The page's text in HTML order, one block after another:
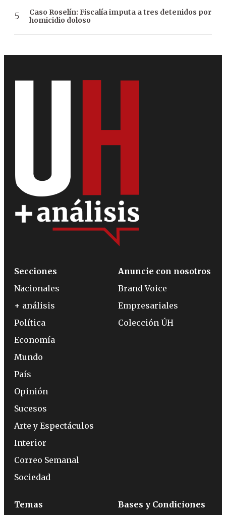
Caso Roselín: Fiscalía imputa a tres detenidos por
homicidio doloso
Secciones
Nacionales
+ análisis
Política
Economía
Mundo
País
Opinión
Sucesos
Arte y Espectáculos
Interior
Correo Semanal
Sociedad
Anuncie con nosotros
Brand Voice
Empresariales
Colección ÚH
Temas Bases y Condiciones